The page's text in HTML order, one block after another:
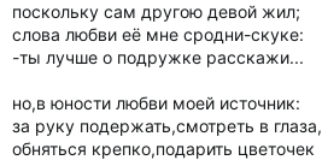
поскольку сам другою девой жил;
слова любви её мне сродни-скуке:
-ты лучше о подружке расскажи...
но,в юности любви моей источник:
за руку подержать,смотреть в глаза,
обняться крепко,подарить цветочек